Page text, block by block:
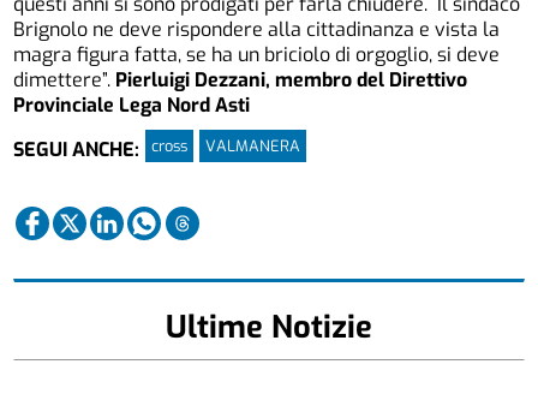
Brignolo ne deve rispondere alla cittadinanza e vista la
magra figura fatta, se ha un briciolo di orgoglio, si deve
dimettere”. Pierluigi Dezzani, membro del Direttivo
Provinciale Lega Nord Asti
SEGUI ANCHE:
cross VALMANERA
Ultime Notizie